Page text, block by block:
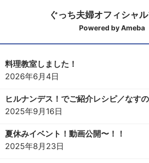
ぐっち夫婦オフィシャ
Powered by Ameba
料理教室しました！
2026年6月4日
ヒルナンデス！でご紹介レシピ／なす
2025年9月16日
夏休みイベント！動画公開〜！！
2025年8月23日